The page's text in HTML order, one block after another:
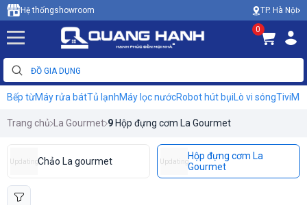
Hệ thốngshowroom TP. Hà Nội
0
Bếp từMáy rửa bátTủ lạnhMáy lọc nướcRobot hút bụiLò vi sóngTivi
Trang chủ La Gourmet 9 Hộp đựng cơm La Gourmet
UpdatingChảo La gourmet UpdatingHộp đựng cơm La
Gourmet